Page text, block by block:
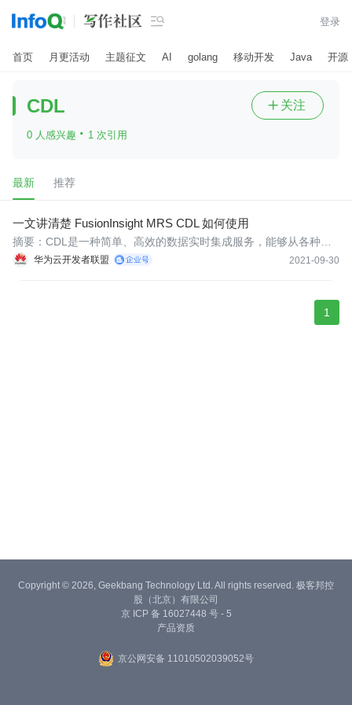
 登录
首页 月更活动 主题征文 AI golang 移动开发 Java 开源
CDL
0 人感兴趣 · 1 次引用
 关注
最新 推荐
一文讲清楚 FusionInsight MRS CDL 如何使用
华为云开发者联盟 2021-09-30
​​摘要：CDL是一种简单、高效的数据实时集成服务，能够从各种OL
TP数据库中抓取Data Change事件，然后推送至Kafka中，最后由Si
1
Copyright © 2026, Geekbang Technology Ltd. All rights reserved. 极客邦控
股（北京）有限公司
京 ICP 备 16027448 号 - 5
产品资质
京公网安备 11010502039052号